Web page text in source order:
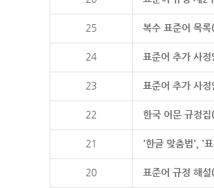
25 복수 표준어 목
24 표준어 추가 사
23 표준어 추가 사
22 한국 어문 규정
21 '한글 맞춤법', '
20 표준어 규정 해